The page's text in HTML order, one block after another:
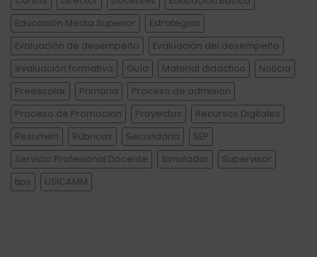
Educación Media Superior
Estrategias
Evaluación de desempeño
Evaluación del desempeño
evaluación formativa
Guía Material didactico
Noticia
Preescolar
Primaria
Proceso de admision
Proceso de Promocion
Proyectos
Recursos Digitales
Resumen
Rúbricas Secundaria
SEP
Servicio Profesional Docente
Simulador
Supervisor
tips
USICAMM